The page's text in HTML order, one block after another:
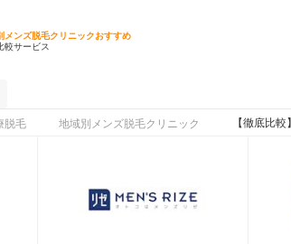
メンズ脱毛クリニックおすすめ
較サービス
脱毛 地域別メンズ脱毛クリニック 【徹底比